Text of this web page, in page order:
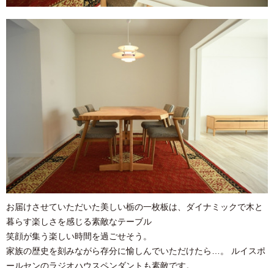
お届けさせていただいた美しい栃の一枚板は、ダイナミックで木と
暮らす楽しさを感じる素敵なテーブル
笑顔が集う楽しい時間を過ごせそう。
家族の歴史を刻みながら存分に愉しんでいただけたら…。 ルイスポ
ールセンのラジオハウスペンダントも素敵です。